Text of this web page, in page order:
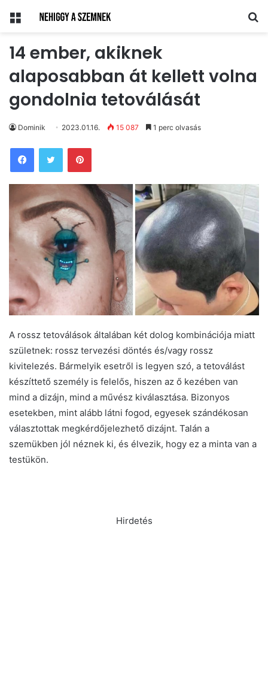
Menü
14 ember, akiknek
alaposabban át kellett volna
gondolnia tetoválását
Dominik 2023.01.16. 15 087 1 perc olvasás
Pinterest
A rossz tetoválások általában két dolog kombinációja miatt
születnek: rossz tervezési döntés és/vagy rossz
kivitelezés. Bármelyik esetről is legyen szó, a tetoválást
készíttető személy is felelős, hiszen az ő kezében van
mind a dizájn, mind a művész kiválasztása. Bizonyos
esetekben, mint alább látni fogod, egyesek szándékosan
választottak megkérdőjelezhető dizájnt. Talán a
szemükben jól néznek ki, és élvezik, hogy ez a minta van a
testükön.
Hirdetés